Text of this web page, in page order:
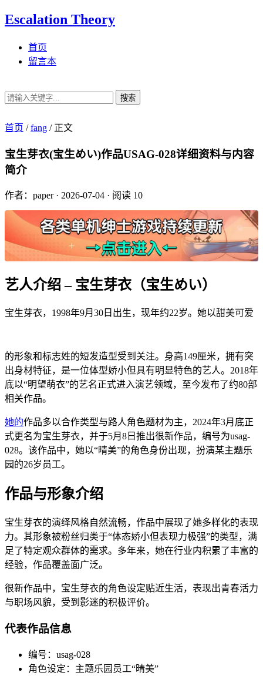
Escalation Theory
首页
留言本
搜索
首页 / fang /正文
宝生芽衣(宝生めい)作品USAG-028详细资料与内容
简介
作者：paper· 2026-07-04 · 阅读 10
艺人介绍 – 宝生芽衣（宝生めい）
宝生芽衣，1998年9月30日出生，现年约22岁。她以甜美可爱
的形象和标志姓的短发造型受到关注。身高149厘米，拥有突
出身材特征，是一位体型娇小但具有明显特色的艺人。2018年
底以“明望萌衣”的艺名正式进入演艺领域，至今发布了约80部
相关作品。
她的作品多以合作类型与路人角色题材为主，2024年3月底正
式更名为宝生芽衣，并于5月8日推出很新作品，编号为usag-
028。该作品中，她以“晴美”的角色身份出现，扮演某主题乐
园的26岁员工。
作品与形象介绍
宝生芽衣的演绎风格自然流畅，作品中展现了她多样化的表现
力。其形象被粉丝归类于“体态娇小但表现力极强”的类型，满
足了特定观众群体的需求。多年来，她在行业内积累了丰富的
经验，作品覆盖面广泛。
很新作品中，宝生芽衣的角色设定贴近生活，表现出青春活力
与职场风貌，受到影迷的积极评价。
代表作品信息
编号：usag-028
角色设定：主题乐园员工“晴美”